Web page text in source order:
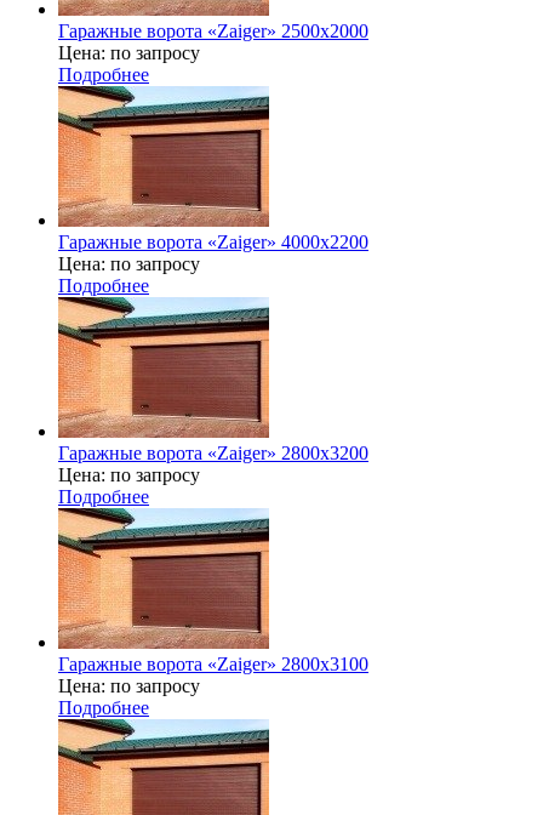
Гаражные ворота «Zaiger» 2500х2000
Цена: по запросу
Подробнее
Гаражные ворота «Zaiger» 4000х2200
Цена: по запросу
Подробнее
Гаражные ворота «Zaiger» 2800x3200
Цена: по запросу
Подробнее
Гаражные ворота «Zaiger» 2800x3100
Цена: по запросу
Подробнее